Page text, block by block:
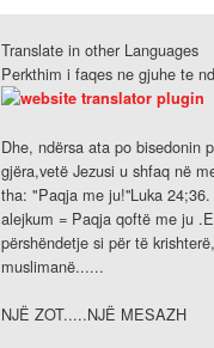
Translate in other Languages
Perkthim i faqes ne gjuhe te
Dhe, ndërsa ata po bisedonin
gjëra,vetë Jezusi u shfaq në
tha: "Paqja me ju!''Luka
alejkum = Paqja qoftë me ju
përshëndetje si për të
muslimanë......
NJË ZOT.....NJË MESAZH